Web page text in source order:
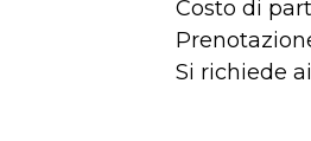
Costo di
Si richiede